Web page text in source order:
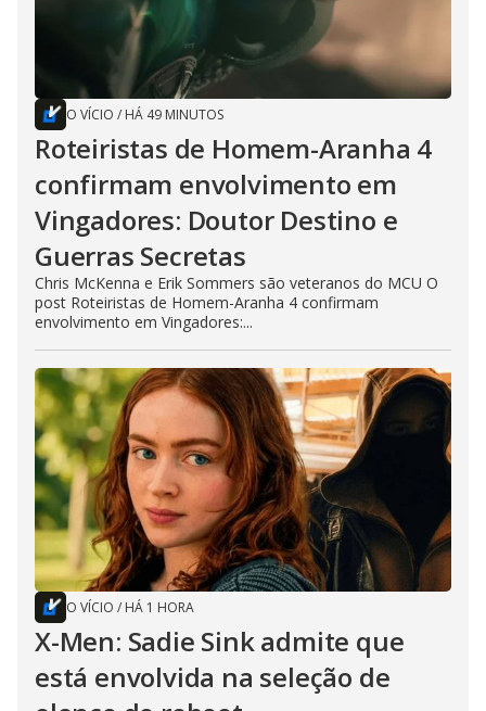
O VÍCIO / HÁ 49 MINUTOS
Roteiristas de Homem-Aranha 4
confirmam envolvimento em
Vingadores: Doutor Destino e
Guerras Secretas
Chris McKenna e Erik Sommers são veteranos do MCU O
post Roteiristas de Homem-Aranha 4 confirmam
envolvimento em Vingadores:...
O VÍCIO / HÁ 1 HORA
X-Men: Sadie Sink admite que
está envolvida na seleção de